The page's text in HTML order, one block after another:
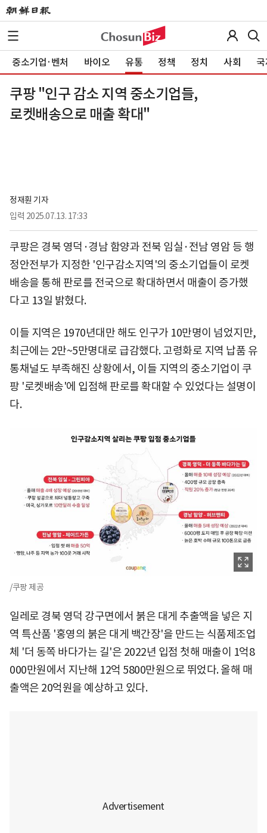
중소기업·벤처 바이오 유통 정책 정치 사회
쿠팡 "인구 감소 지역 중소기업들,
로켓배송으로 매출 확대"
정재훤 기자
입력 2025.07.13. 17:33
쿠팡은 경북 영덕·경남 함양과 전북 임실·전남 영암 등 행
정안전부가 지정한 '인구감소지역'의 중소기업들이 로켓
배송을 통해 판로를 전국으로 확대하면서 매출이 증가했
다고 13일 밝혔다.
이들 지역은 1970년대만 해도 인구가 10만명이 넘었지만,
최근에는 2만~5만명대로 급감했다. 고령화로 지역 납품 유
통채널도 부족해진 상황에서, 이들 지역의 중소기업이 쿠
팡 '로켓배송'에 입점해 판로를 확대할 수 있었다는 설명이
다.
/쿠팡 제공
일레로 경북 영덕 강구면에서 붉은 대게 추출액을 넣은 지
역 특산품 '홍영의 붉은 대게 백간장'을 만드는 식품제조업
체 '더 동쪽 바다가는 길'은 2022년 입점 첫해 매출이 1억8
000만원에서 지난해 12억 5800만원으로 뛰었다. 올해 매
출액은 20억원을 예상하고 있다.